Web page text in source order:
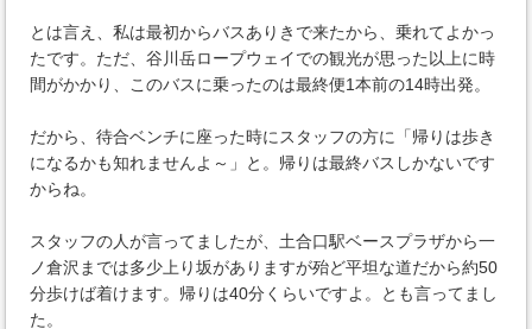
とは言え、私は最初からバスありきで来たから、乗れてよかっ
たです。ただ、谷川岳ロープウェイでの観光が思った以上に時
間がかかり、このバスに乗ったのは最終便1本前の14時出発。
だから、待合ベンチに座った時にスタッフの方に「帰りは歩き
になるかも知れませんよ～」と。帰りは最終バスしかないです
からね。
スタッフの人が言ってましたが、土合口駅ベースプラザから一
ノ倉沢までは多少上り坂がありますが殆ど平坦な道だから約50
分歩けば着けます。帰りは40分くらいですよ。とも言ってまし
た。